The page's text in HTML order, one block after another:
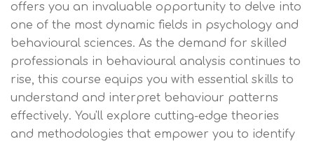
offers you an invaluable opportunity to delve into
one of the most dynamic fields in psychology and
behavioural sciences. As the demand for skilled
professionals in behavioural analysis continues to
rise, this course equips you with essential skills to
understand and interpret behaviour patterns
effectively. You'll explore cutting-edge theories
and methodologies that empower you to identify